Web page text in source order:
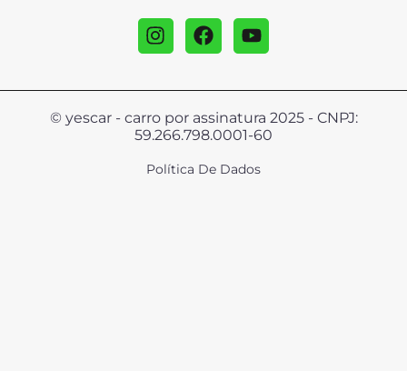
© yescar - carro por assinatura 2025 - CNPJ:
59.266.798.0001-60
Política De Dados